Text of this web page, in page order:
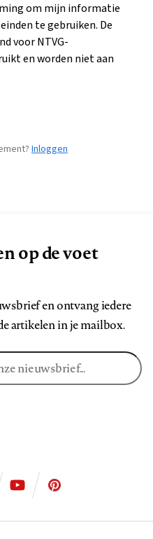
om mijn informatie
te gebruiken. De
voor NTVG-
en worden niet aan
Inloggen
op de voet
en ontvang iedere
artikelen in je mailbox.
ons
ons